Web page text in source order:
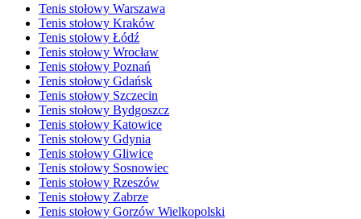
Tenis stołowy Warszawa
Tenis stołowy Kraków
Tenis stołowy Łódź
Tenis stołowy Wrocław
Tenis stołowy Poznań
Tenis stołowy Gdańsk
Tenis stołowy Szczecin
Tenis stołowy Bydgoszcz
Tenis stołowy Katowice
Tenis stołowy Gdynia
Tenis stołowy Gliwice
Tenis stołowy Sosnowiec
Tenis stołowy Rzeszów
Tenis stołowy Zabrze
Tenis stołowy Gorzów Wielkopolski